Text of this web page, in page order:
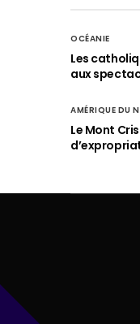
OCÉANIE
Les
aux
AMÉRIQUE DU
Le Mont